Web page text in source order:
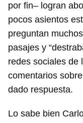
por fin– logran
pocos asientos
preguntan
pasajes y
redes sociales de
comentarios
dado respuesta.
Lo sabe bien